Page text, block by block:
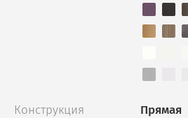
Конструкция Прямая